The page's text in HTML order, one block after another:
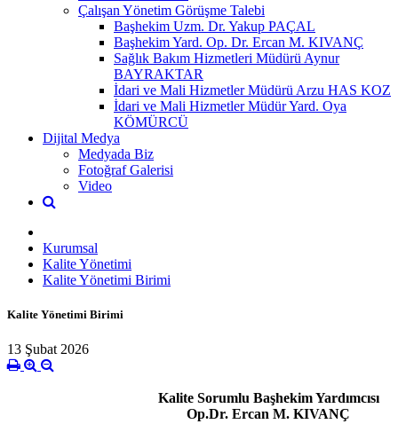
Çalışan Yönetim Görüşme Talebi
Başhekim Uzm. Dr. Yakup PAÇAL
Başhekim Yard. Op. Dr. Ercan M. KIVANÇ
Sağlık Bakım Hizmetleri Müdürü Aynur
BAYRAKTAR
İdari ve Mali Hizmetler Müdürü Arzu HAS KOZ
İdari ve Mali Hizmetler Müdür Yard. Oya
KÖMÜRCÜ
Dijital Medya
Medyada Biz
Fotoğraf Galerisi
Video
Kurumsal
Kalite Yönetimi
Kalite Yönetimi Birimi
Kalite Yönetimi Birimi
13 Şubat 2026
Kalite Sorumlu Başhekim Yardımcısı
Op.Dr. Ercan M. KIVANÇ